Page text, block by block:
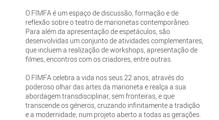
O FIMFA é um espaço de discussão, formação e de
reflexão sobre o teatro de marionetas contemporâneo.
Para além da apresentação de espetáculos, são
desenvolvidas um conjunto de atividades complementares,
que incluem a realização de workshops, apresentação de
filmes, encontros com os criadores, entre outras.
O FIMFA celebra a vida nos seus 22 anos, através do
poderoso olhar das artes da marioneta e realça a sua
abordagem transdisciplinar, sem fronteiras, e que
transcende os géneros, cruzando infinitamente a tradição
e a modernidade, num projeto aberto a todas as gerações.